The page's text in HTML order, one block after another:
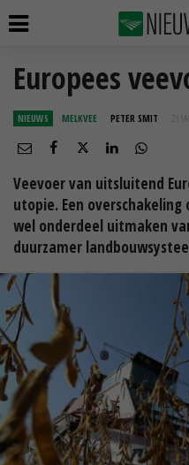
Europees
NIEUWS MELKVEE PETER SMIT 23
Veevoer van uitsluitend
utopie. Een
wel onderdeel uitmaken
duurzamer